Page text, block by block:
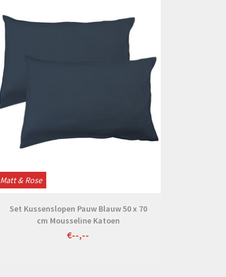
Matt & Rose
Set Kussenslopen Pauw Blauw 50 x 70
cm Mousseline Katoen
€--,--